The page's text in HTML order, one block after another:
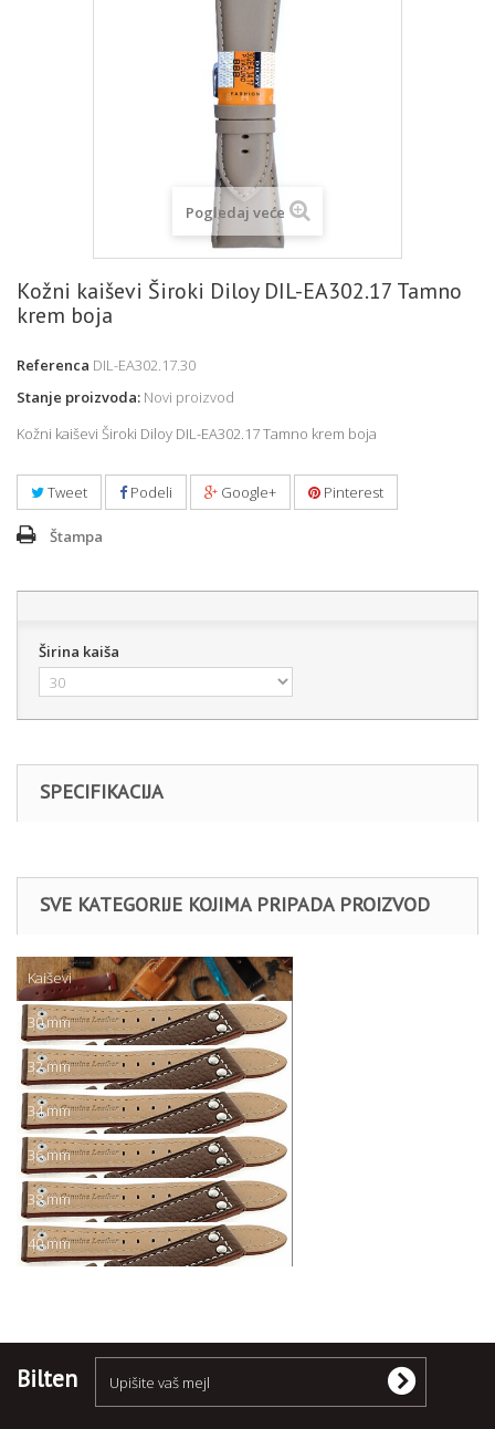
Pogledaj veće
Kožni kaiševi Široki Diloy DIL-EA302.17 Tamno
krem boja
Referenca DIL-EA302.17.30
Stanje proizvoda: Novi proizvod
Kožni kaiševi Široki Diloy DIL-EA302.17 Tamno krem boja
Tweet Podeli Google+ Pinterest
Štampa
Širina kaiša
SPECIFIKACIJA
SVE KATEGORIJE KOJIMA PRIPADA PROIZVOD
Kaiševi
30 mm
32 mm
34 mm
36 mm
38 mm
40 mm
Bilten